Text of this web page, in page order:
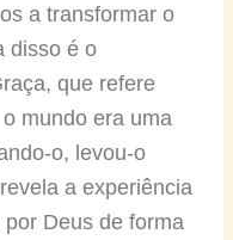
a transformar o
disso é o
que refere
mundo era uma
o, levou-o
a experiência
Deus de forma